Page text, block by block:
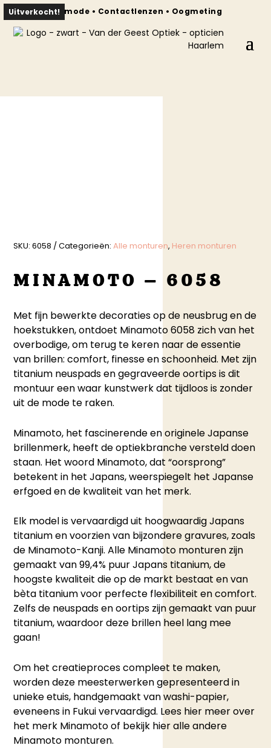
Brilmode • Contactlenzen • Oogmeting
Uitverkocht!
SKU:6058 Categorieën:Alle monturen, Heren monturen
MINAMOTO – 6058
Met fijn bewerkte decoraties op de neusbrug en de
hoekstukken, ontdoet Minamoto 6058 zich van het
overbodige, om terug te keren naar de essentie
van brillen: comfort, finesse en schoonheid. Met zijn
titanium neuspads en gegraveerde oortips is dit
montuur een waar kunstwerk dat tijdloos is zonder
uit de mode te raken.
Minamoto, het fascinerende en originele Japanse
brillenmerk, heeft de optiekbranche versteld doen
staan. Het woord Minamoto, dat “oorsprong”
betekent in het Japans, weerspiegelt het Japanse
erfgoed en de kwaliteit van het merk.
Elk model is vervaardigd uit hoogwaardig Japans
titanium en voorzien van bijzondere gravures, zoals
de Minamoto-Kanji. Alle Minamoto monturen zijn
gemaakt van 99,4% puur Japans titanium, de
hoogste kwaliteit die op de markt bestaat en van
bèta titanium voor perfecte flexibiliteit en comfort.
Zelfs de neuspads en oortips zijn gemaakt van puur
titanium, waardoor deze brillen heel lang mee
gaan!
Om het creatieproces compleet te maken,
worden deze meesterwerken gepresenteerd in
unieke etuis, handgemaakt van washi-papier,
eveneens in Fukui vervaardigd. Lees hier meer over
het merk Minamoto of bekijk hieralle andere
Minamoto monturen.